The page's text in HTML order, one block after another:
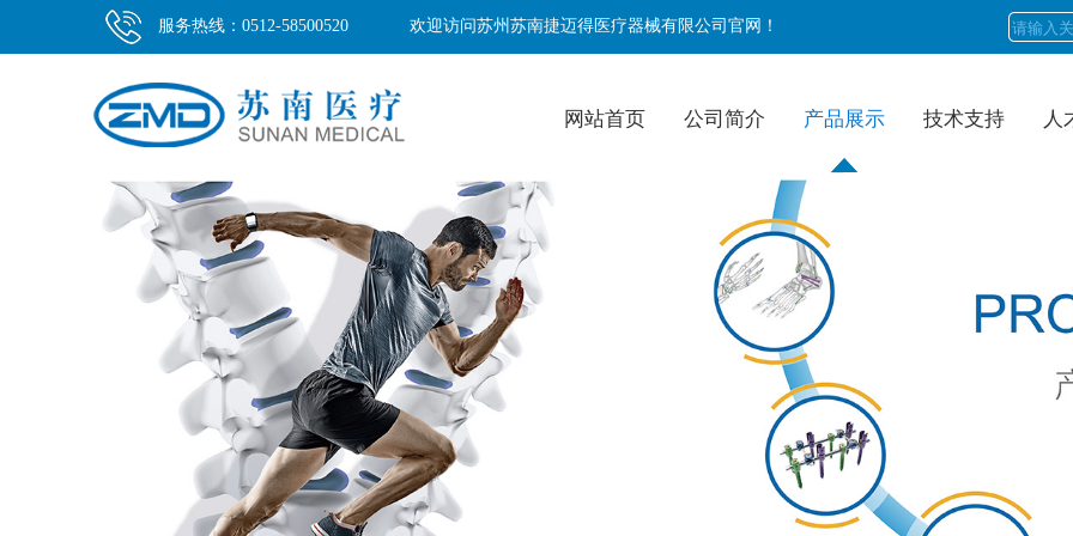
服务热线：0512-58500520 欢迎访问苏州苏南捷迈得医疗器械有限公司官网！
网站首页 公司简介 产品展示 技术支持 人